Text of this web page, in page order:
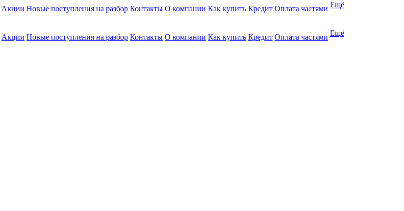
Акции Новые поступления на разбор Контакты О компании Как купить Кредит Оплата частями Ещё
Акции Новые поступления на разбор Контакты О компании Как купить Кредит Оплата частями Ещё